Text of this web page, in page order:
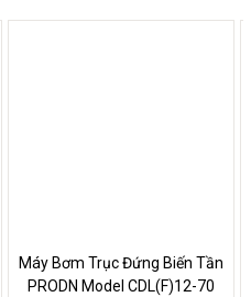
Máy Bơm Trục Đứng Biến Tần
PRODN Model CDL(F)12-70